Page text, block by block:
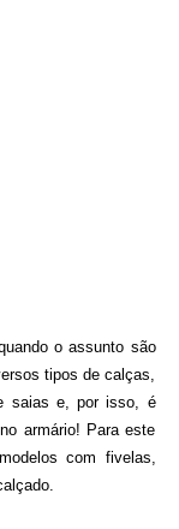
o assunto são
tipos de calças,
saias e, por isso, é
armário! Para este
com fivelas,